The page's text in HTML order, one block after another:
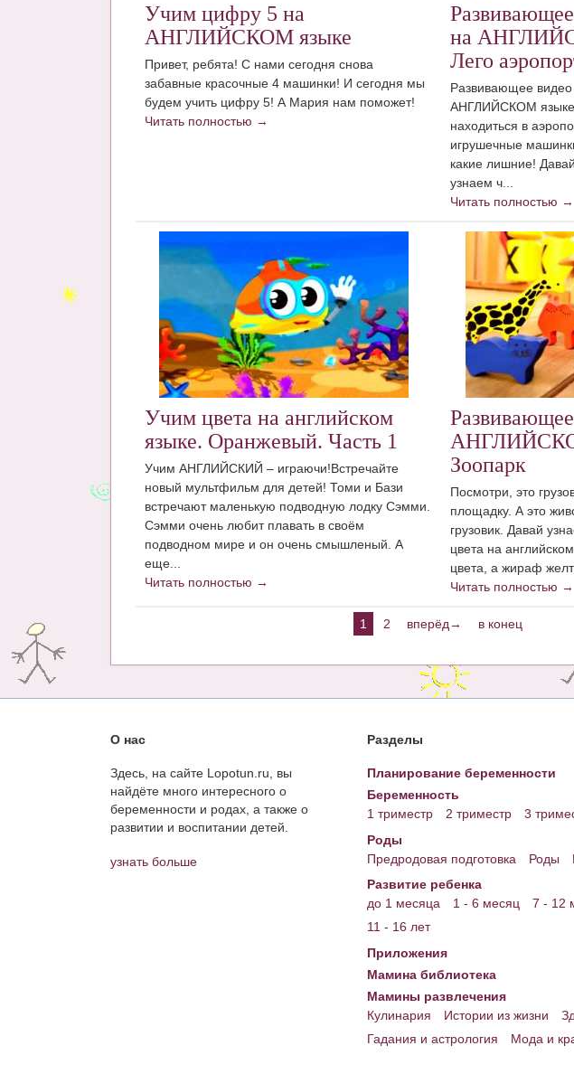
Учим цифру 5 на
АНГЛИЙСКОМ языке
Привет, ребята! С нами сегодня снова
забавные красочные 4 машинки! И сегодня мы
будем учить цифру 5! А Мария нам поможет!
Читать полностью →
на
Лего
Развивающее видео
АНГЛИЙСКОМ
находиться в
игрушечные
какие лишние!
узнаем ч...
Читать полностью →
Учим цвета на английском
языке. Оранжевый. Часть 1
Учим АНГЛИЙСКИЙ – играючи!Встречайте
новый мультфильм для детей! Томи и Бази
встречают маленькую подводную лодку Сэмми.
Сэмми очень любит плавать в своём
подводном мире и он очень смышленый. А
еще...
Читать полностью →
Зоопарк
Посмотри, это
площадку. А это
грузовик. Давай
цвета на
цвета, а жираф
Читать полностью →
1 2 вперёд→ в конец
О нас
Здесь, на сайте Lopotun.ru, вы
найдёте много интересного о
беременности и родах, а также о
развитии и воспитании детей.
узнать больше
Разделы
Планирование беременности
Беременность
1 триместр
2 триместр
3
Роды
Предродовая подготовка
Роды
Развитие ребенка
до 1 месяца
1 - 6 месяц 7 - 12
11 - 16 лет
Приложения
Мамина библиотека
Мамины развлечения
Кулинария
Истории из жизни
Гадания и астрология
Мода и